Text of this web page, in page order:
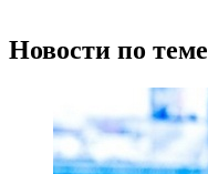
Новости по теме